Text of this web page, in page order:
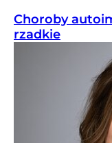
Choroby
rzadkie